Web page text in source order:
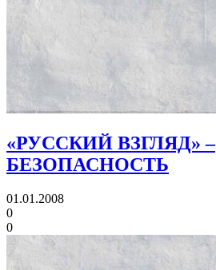
«РУССКИЙ ВЗГЛЯД» –
БЕЗОПАСНОСТЬ
01.01.2008
0
0